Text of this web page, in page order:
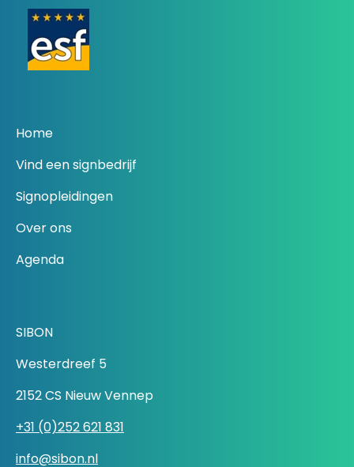
Home
Vind een signbedrijf
Signopleidingen
Over ons
Agenda
SIBON
Westerdreef 5
2152 CS Nieuw Vennep
+31 (0)252 621 831
info@sibon.nl